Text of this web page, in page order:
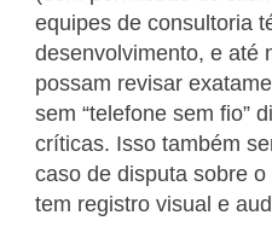
equipes de consultoria
desenvolvimento, e até
possam revisar
sem “telefone sem fio”
críticas. Isso também
caso de disputa sobre
tem registro visual e